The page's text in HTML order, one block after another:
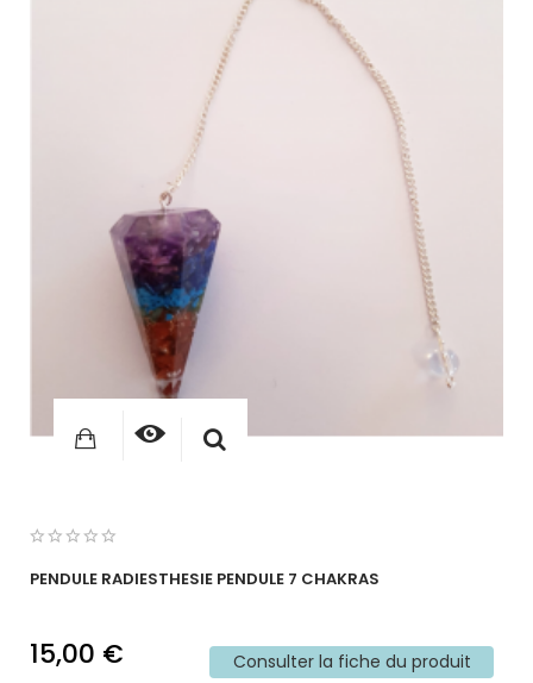
PENDULE RADIESTHESIE PENDULE 7 CHAKRAS
15,00 € Consulter la fiche du produit